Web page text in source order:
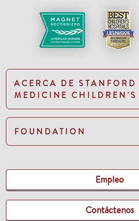
ACERCA DE STANFORD
MEDICINE CHILDREN'S
FOUNDATION
Empleo
Contáctenos